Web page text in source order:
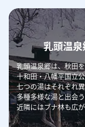
乳頭温
乳頭温泉郷は、秋田
十和田・八幡平国立
七つの湯はそれぞれ
多種多様な湯と出会
近隣にはブナ林も広